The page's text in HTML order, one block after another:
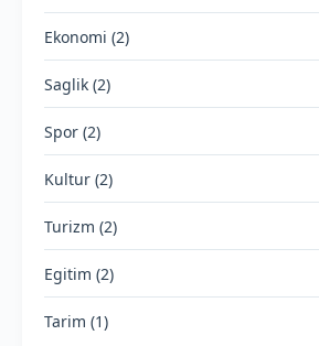
Ekonomi (2)
Saglik (2)
Spor (2)
Kultur (2)
Turizm (2)
Egitim (2)
Tarim (1)